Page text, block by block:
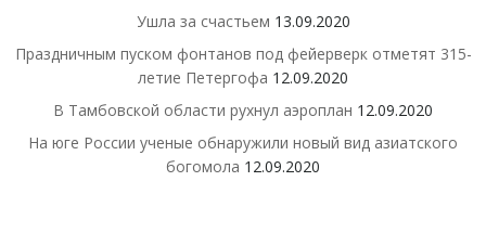
Ушла за счастьем 13.09.2020
Праздничным пуском фонтанов под фейерверк отметят 315-
летие Петергофа 12.09.2020
В Тамбовской области рухнул аэроплан 12.09.2020
На юге России ученые обнаружили новый вид азиатского
богомола 12.09.2020